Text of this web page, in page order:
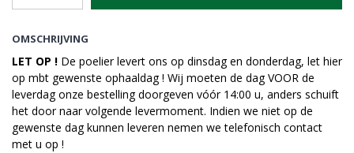
OMSCHRIJVING
LET OP ! De poelier levert ons op dinsdag en donderdag, let hier
op mbt gewenste ophaaldag ! Wij moeten de dag VOOR de
leverdag onze bestelling doorgeven vóór 14:00 u, anders schuift
het door naar volgende levermoment. Indien we niet op de
gewenste dag kunnen leveren nemen we telefonisch contact
met u op !